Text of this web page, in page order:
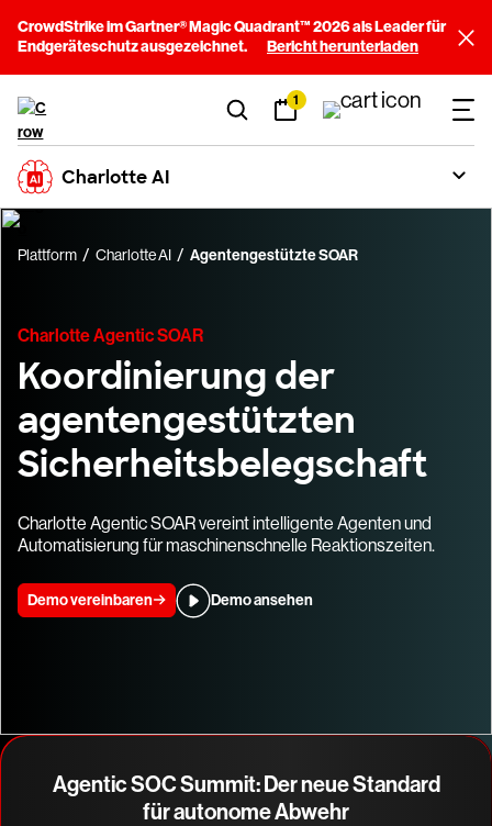
CrowdStrike im Gartner® Magic Quadrant™ 2026 als Leader für
Endgeräteschutz ausgezeichnet.
Bericht herunterladen
1
Charlotte AI
Plattform Charlotte AI Agentengestützte SOAR
Charlotte Agentic SOAR
Koordinierung der
agentengestützten
Sicherheitsbelegschaft
Charlotte Agentic SOAR vereint intelligente Agenten und
Automatisierung für maschinenschnelle Reaktionszeiten.
Demo vereinbaren Demo ansehen
Agentic SOC Summit: Der neue Standard
für autonome Abwehr